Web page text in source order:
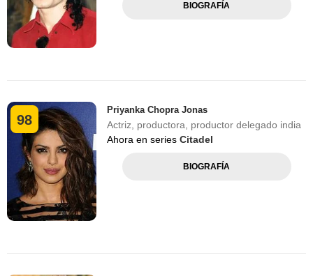
BIOGRAFÍA
98
Priyanka Chopra Jonas
Actriz, productora, productor delegado india
Ahora en seriesCitadel
BIOGRAFÍA